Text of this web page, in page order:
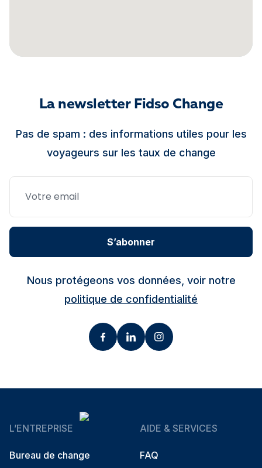
La newsletter Fidso Change
Pas de spam : des informations utiles pour les
voyageurs sur les taux de change
S’abonner
Nous protégeons vos données, voir notre
politique de confidentialité
L’ENTREPRISE
Bureau de change
AIDE & SERVICES
FAQ